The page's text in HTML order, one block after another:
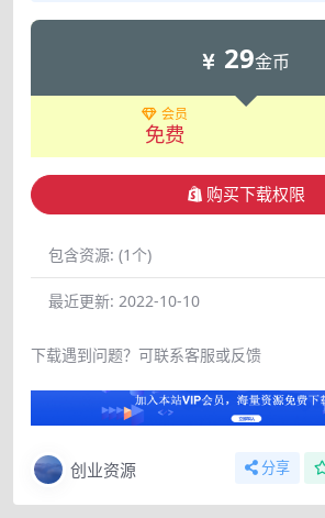
29金币
会员
免费
购买下载权限
包含资源: (1个)
最近更新: 2022-10-10
下载遇到问题？可联系客服或反馈
创业资源 分享